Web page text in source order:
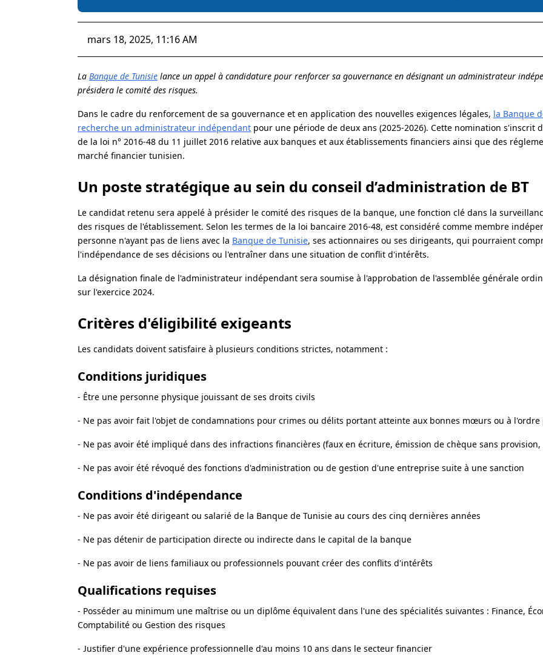
mars 18, 2025, 11:16 AM
La Banque de Tunisie lance un appel à candidature pour renforcer sa gouvernance en désignant un administrateur
présidera le comité des risques.
Dans le cadre du renforcement de sa gouvernance et en application des nouvelles exigences légales, la Banque
recherche un administrateur indépendant pour une période de deux ans (2025-2026). Cette nomination s'inscrit
de la loi n° 2016-48 du 11 juillet 2016 relative aux banques et aux établissements financiers ainsi que des
marché financier tunisien.
Un poste stratégique au sein du conseil d’administration de BT
Le candidat retenu sera appelé à présider le comité des risques de la banque, une fonction clé dans la
des risques de l'établissement. Selon les termes de la loi bancaire 2016-48, est considéré comme membre
personne n'ayant pas de liens avec la Banque de Tunisie, ses actionnaires ou ses dirigeants, qui pourraient
l'indépendance de ses décisions ou l'entraîner dans une situation de conflit d'intérêts.
La désignation finale de l'administrateur indépendant sera soumise à l'approbation de l'assemblée générale
sur l'exercice 2024.
Critères d'éligibilité exigeants
Les candidats doivent satisfaire à plusieurs conditions strictes, notamment :
Conditions juridiques
- Être une personne physique jouissant de ses droits civils
- Ne pas avoir fait l'objet de condamnations pour crimes ou délits portant atteinte aux bonnes mœurs ou à
- Ne pas avoir été impliqué dans des infractions financières (faux en écriture, émission de chèque sans
- Ne pas avoir été révoqué des fonctions d'administration ou de gestion d'une entreprise suite à une sanction
Conditions d'indépendance
- Ne pas avoir été dirigeant ou salarié de la Banque de Tunisie au cours des cinq dernières années
- Ne pas détenir de participation directe ou indirecte dans le capital de la banque
- Ne pas avoir de liens familiaux ou professionnels pouvant créer des conflits d'intérêts
Qualifications requises
- Posséder au minimum une maîtrise ou un diplôme équivalent dans l'une des spécialités suivantes : Finance,
Comptabilité ou Gestion des risques
- Justifier d'une expérience professionnelle d'au moins 10 ans dans le secteur financier